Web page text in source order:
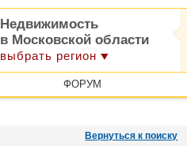
Недвижимость
в Московской области
выбрать регион
ФОРУМ
Вернуться к поиску